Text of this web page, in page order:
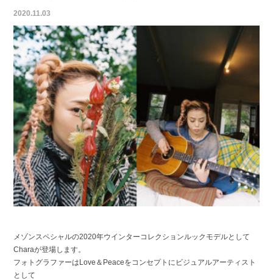
2020.11.03
メゾンスペシャルの2020年ウインターコレクションルックモデルとして
Charaが登場します。
フォトグラファーはLove＆Peaceをコンセプトにビジュアルアーティスト
として